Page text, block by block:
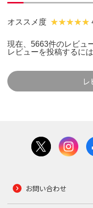
オススメ度
現在、5663件のレビュ
レビューを投稿するには
お問い合わせ